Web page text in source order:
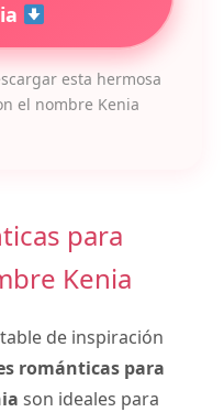
esta hermosa
el nombre Kenia
para
Kenia
de inspiración
románticas para
son ideales para